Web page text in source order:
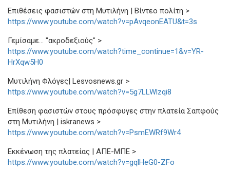
Επιθέσεις φασιστών στη Μυτιλήνη | Βίντεο πολίτη >
https://www.youtube.com/watch?v=pAvqeonEATU&t=3s
Γεμίσαμε... "ακροδεξιούς" >
https://www.youtube.com/watch?time_continue=1&v=YR-
HrXqw5H0
Μυτιλήνη Φλόγες| Lesvosnews.gr >
https://www.youtube.com/watch?v=5g7LLWlzqi8
Επίθεση φασιστών στους πρόσφυγες στην πλατεία Σαπφούς
στη Μυτιλήνη | iskranews >
https://www.youtube.com/watch?v=PsmEWRf9Wr4
Εκκένωση της πλατείας | ΑΠΕ-ΜΠΕ >
https://www.youtube.com/watch?v=gqlHeG0-ZFo